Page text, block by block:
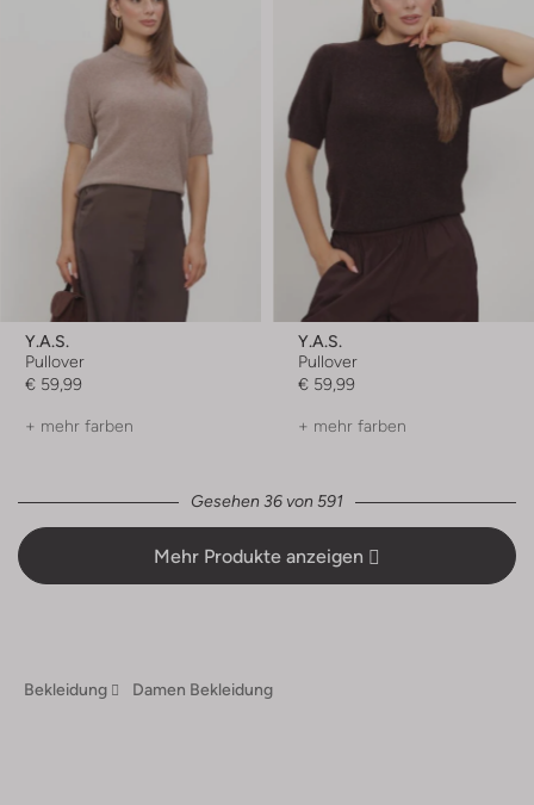
Y.a.s.
Pullover
€ 59,99
+ mehr farben
Y.a.s.
Pullover
€ 59,99
+ mehr farben
Gesehen 36 von 591
Mehr Produkte anzeigen
Bekleidung Damen Bekleidung